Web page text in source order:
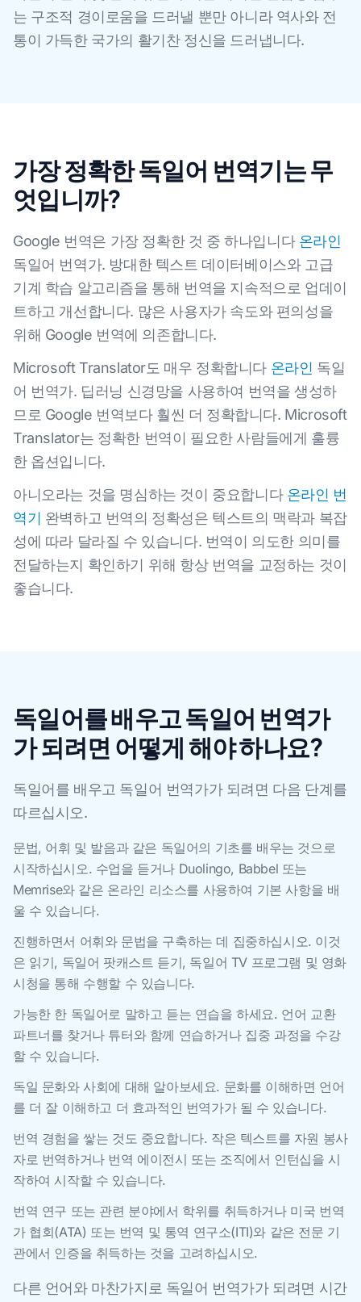
는 구조적 경이로움을 드러낼 뿐만 아니라 역사와 전
통이 가득한 국가의 활기찬 정신을 드러냅니다.
가장 정확한 독일어 번역기는 무
엇입니까?
Google 번역은 가장 정확한 것 중 하나입니다 온라인
독일어 번역가. 방대한 텍스트 데이터베이스와 고급
기계 학습 알고리즘을 통해 번역을 지속적으로 업데이
트하고 개선합니다. 많은 사용자가 속도와 편의성을
위해 Google 번역에 의존합니다.
Microsoft Translator도 매우 정확합니다 온라인 독일
어 번역가. 딥러닝 신경망을 사용하여 번역을 생성하
므로 Google 번역보다 훨씬 더 정확합니다. Microsoft
Translator는 정확한 번역이 필요한 사람들에게 훌륭
한 옵션입니다.
아니오라는 것을 명심하는 것이 중요합니다 온라인 번
역기 완벽하고 번역의 정확성은 텍스트의 맥락과 복잡
성에 따라 달라질 수 있습니다. 번역이 의도한 의미를
전달하는지 확인하기 위해 항상 번역을 교정하는 것이
좋습니다.
독일어를 배우고 독일어 번역가
가 되려면 어떻게 해야 하나요?
독일어를 배우고 독일어 번역가가 되려면 다음 단계를
따르십시오.
문법, 어휘 및 발음과 같은 독일어의 기초를 배우는 것으로
시작하십시오. 수업을 듣거나 Duolingo, Babbel 또는
Memrise와 같은 온라인 리소스를 사용하여 기본 사항을 배
울 수 있습니다.
진행하면서 어휘와 문법을 구축하는 데 집중하십시오. 이것
은 읽기, 독일어 팟캐스트 듣기, 독일어 TV 프로그램 및 영화
시청을 통해 수행할 수 있습니다.
가능한 한 독일어로 말하고 듣는 연습을 하세요. 언어 교환
파트너를 찾거나 튜터와 함께 연습하거나 집중 과정을 수강
할 수 있습니다.
독일 문화와 사회에 대해 알아보세요. 문화를 이해하면 언어
를 더 잘 이해하고 더 효과적인 번역가가 될 수 있습니다.
번역 경험을 쌓는 것도 중요합니다. 작은 텍스트를 자원 봉사
자로 번역하거나 번역 에이전시 또는 조직에서 인턴십을 시
작하여 시작할 수 있습니다.
번역 연구 또는 관련 분야에서 학위를 취득하거나 미국 번역
가 협회(ATA) 또는 번역 및 통역 연구소(ITI)와 같은 전문 기
관에서 인증을 취득하는 것을 고려하십시오.
다른 언어와 마찬가지로 독일어 번역가가 되려면 시간